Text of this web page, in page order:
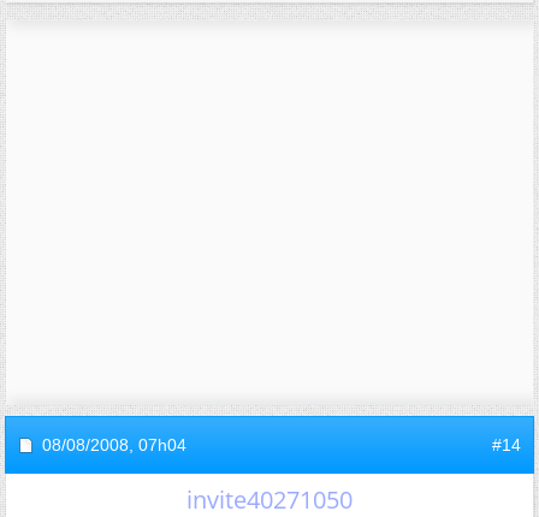
08/08/2008, 07h04 #14
invite40271050